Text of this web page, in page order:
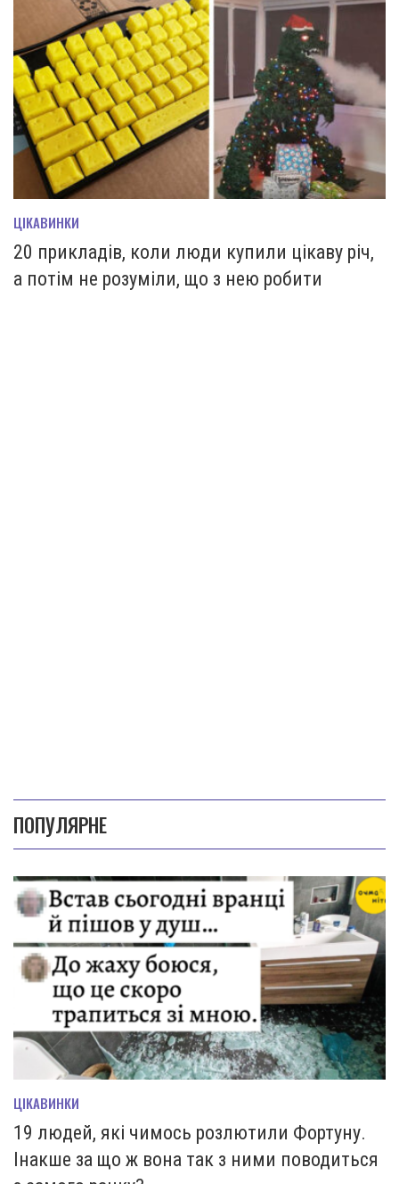
ЦІКАВИНКИ
20 прикладів, коли люди купили цікаву річ,
а потім не розуміли, що з нею робити
ПОПУЛЯРНЕ
ЦІКАВИНКИ
19 людей, які чимось розлютили Фортуну.
Інакше за що ж вона так з ними поводиться